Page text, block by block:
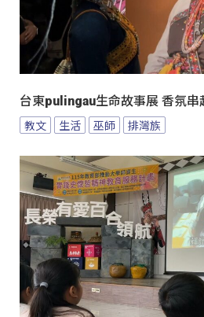
台東pulingau生命故事展 香氛串
教文 生活 巫師 排灣族